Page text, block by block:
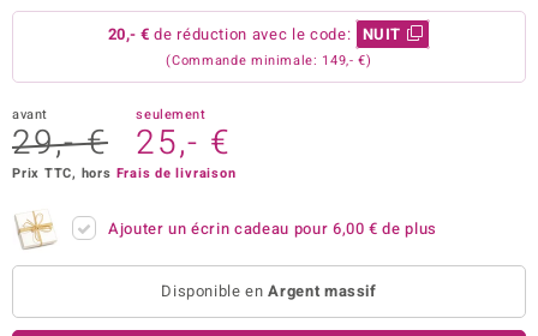
Paraíso
20,- € de réduction avec le code: NUIT
(Commande minimale: 149,- €)
avant
29,- €
seulement
25,- €
Prix TTC, hors Frais de livraison
Ajouter un écrin cadeau pour 6,00 € de plus
Disponible enArgent massif